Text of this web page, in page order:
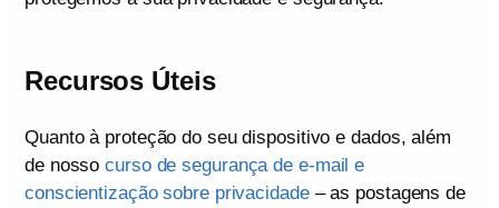
Recursos Úteis
Quanto à proteção do seu dispositivo e dados, além
de nossocurso de segurança de e-mail e
conscientização sobre privacidade– as postagens de